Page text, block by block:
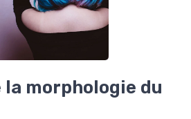
morphologie du